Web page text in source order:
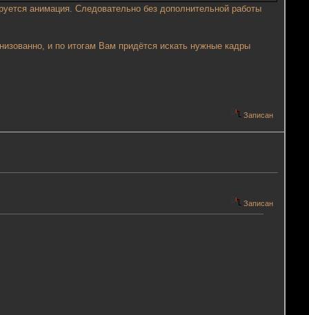
анимация. Следовательно без дополнительной работы
и по итогам Вам придётся искать нужные кадры
Записан
Записан